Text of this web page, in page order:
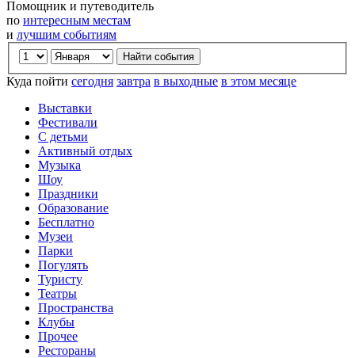
Помощник и путеводитель
по интересным местам
и лучшим событиям
Куда пойти сегодня завтра в выходные в этом месяце
Выставки
Фестивали
С детьми
Активный отдых
Музыка
Шоу
Праздники
Образование
Бесплатно
Музеи
Парки
Погулять
Туристу
Театры
Пространства
Клубы
Прочее
Рестораны